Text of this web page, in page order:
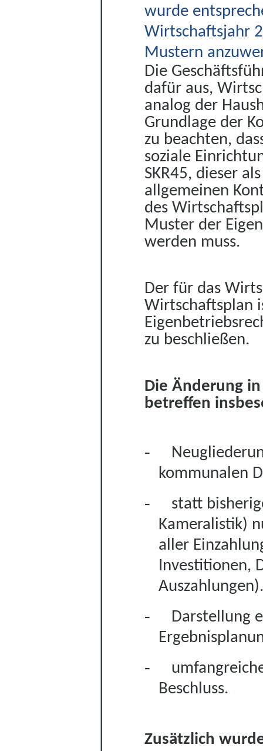
wurde
Wirtschaftsjahr
Mustern
Die
dafür aus,
analog der
Grundlage der
zu beachten,
soziale
SKR45, dieser
allgemeinen
des
Muster der
werden muss.
Der für das
Wirtschaftsplan
zu beschließen.
Die Änderung
betreffen
-
kommunalen
-
statt
Kameralistik)
aller
Investitionen,
Auszahlungen).
-
Darstellung
-
Beschluss.
Zusätzlich